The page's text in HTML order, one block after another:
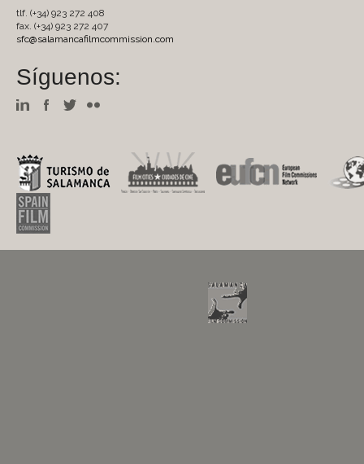
tlf. (+34) 923 272 408
fax. (+34) 923 272 407
sfc@salamancafilmcommission.com
Síguenos: